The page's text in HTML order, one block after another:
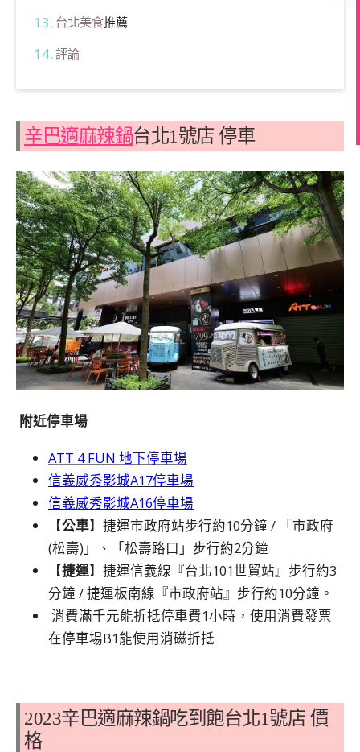
台北美食推薦
評論
辛巴適麻辣鍋台北1號店 停車
附近停車場
ATT 4 FUN 地下停車場
信義威秀影城A17停車場
信義威秀影城A16停車場
【公車】捷運市政府站步行約10分鐘 / 「市政府
(松壽)」、「松壽路口」步行約2分鐘
【捷運】捷運信義線『台北101世貿站』步行約3
分鐘 / 捷運板南線『市政府站』步行約10分鐘。
消費滿千元能折抵停車費1小時，使用消費發票
在停車場B1能使用消磁折抵
2023辛巴適麻辣鍋吃到飽台北1號店 價
格